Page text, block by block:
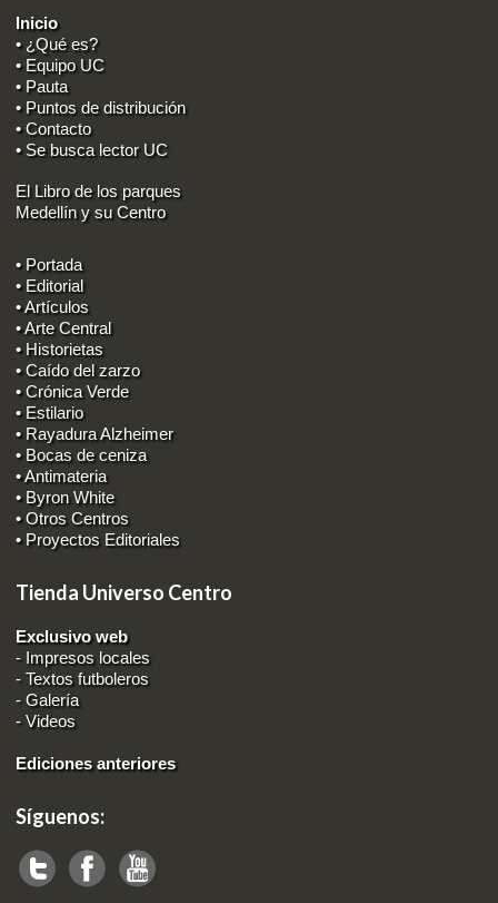
Inicio
• ¿Qué es?
• Equipo UC
• Pauta
• Puntos de distribución
• Contacto
• Se busca lector UC
El Libro de los parques
Medellín y su Centro
• Portada
• Editorial
• Artículos
• Arte Central
• Historietas
• Caído del zarzo
• Crónica Verde
• Estilario
• Rayadura Alzheimer
• Bocas de ceniza
• Antimateria
• Byron White
• Otros Centros
• Proyectos Editoriales
Tienda Universo Centro
Exclusivo web
- Impresos locales
-Textos futboleros
-Galería
-Videos
Ediciones anteriores
Síguenos: